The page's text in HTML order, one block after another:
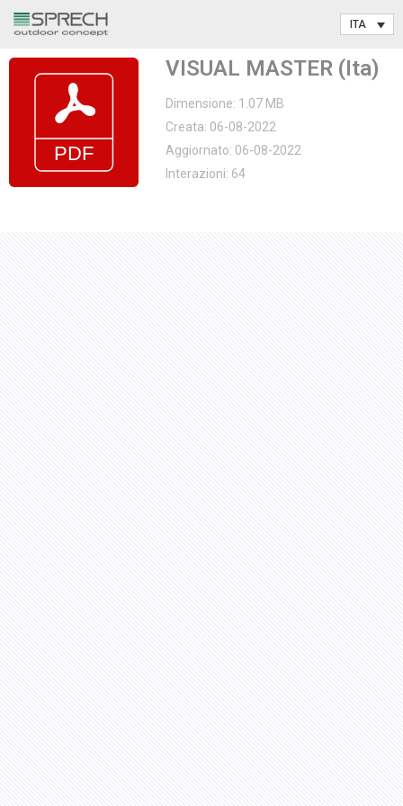
contenuto
VISUAL MASTER (Ita)
Dimensione: 1.07 MB
Creata: 06-08-2022
Aggiornato: 06-08-2022
Interazioni: 64